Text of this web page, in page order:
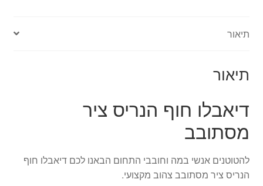
תיאור
תיאור
דיאבלו חוף הנריס ציר
מסתובב
להטוטנים אנשי במה וחובבי התחום הבאנו לכם דיאבלו חוף
הנריס ציר מסתובב צהוב מקצועי.